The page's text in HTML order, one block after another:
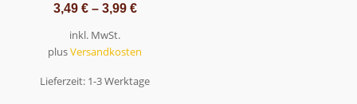
3,49 €– 3,99 €
inkl. MwSt.
plusVersandkosten
Lieferzeit: 1-3 Werktage